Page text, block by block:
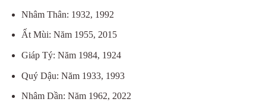
Nhâm Thân: 1932, 1992
Ất Mùi: Năm 1955, 2015
Giáp Tý: Năm 1984, 1924
Quý Dậu: Năm 1933, 1993
Nhâm Dần: Năm 1962, 2022